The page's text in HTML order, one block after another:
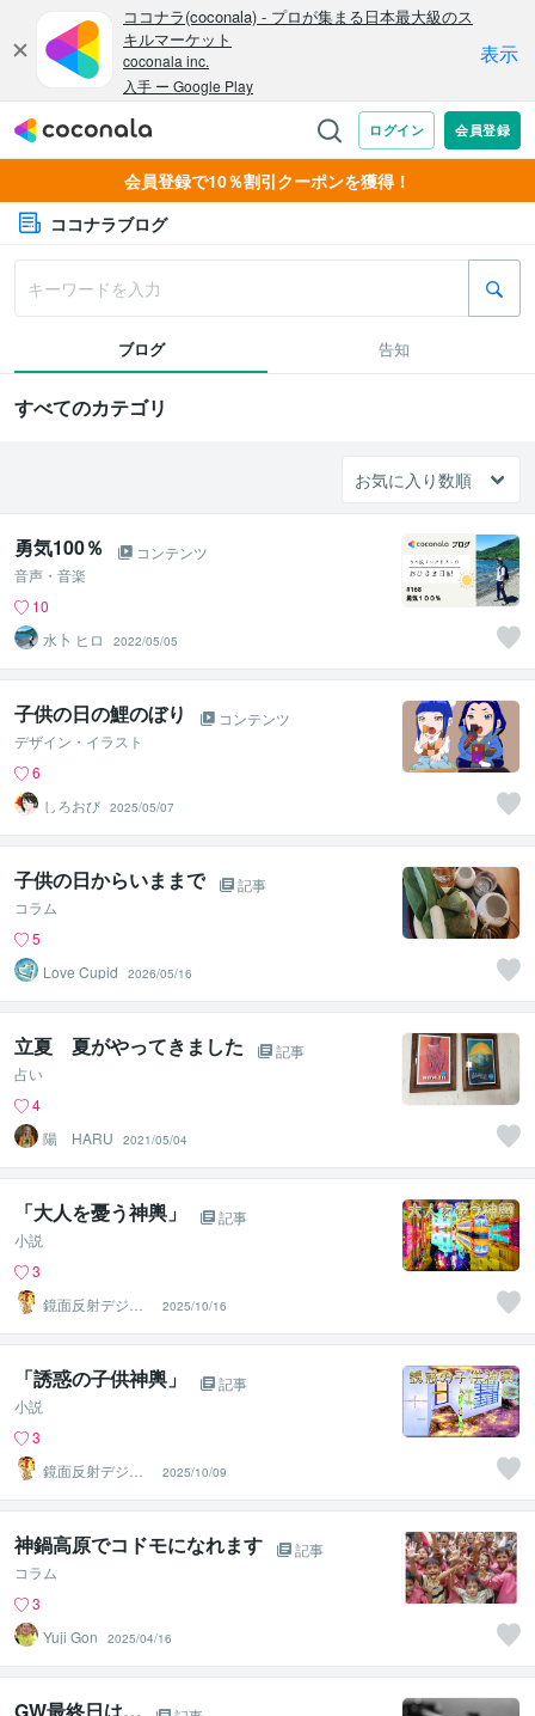
会員登録で10％割引クーポンを獲得！
ココナラブログ
ブログ 告知
すべてのカテゴリ
勇気100％
コンテンツ
音声・音楽
10
水卜 ヒロ
2022/05/05
子供の日の鯉のぼり
コンテンツ
デザイン・イラスト
6
しろおび 2025/05/07
子供の日からいままで
記事
コラム
5
Love Cupid
2026/05/16
立夏 夏がやってきました
記事
占い
4
陽 HARU
2021/05/04
「大人を憂う神輿」
記事
小説
3
鏡面反射デジタ
ルアート製作所
（鈴木穣）
2025/10/16
「誘惑の子供神輿」
記事
小説
3
鏡面反射デジタ
ルアート製作所
（鈴木穣）
2025/10/09
神鍋高原でコドモになれます
記事
コラム
3
Yuji Gon
2025/04/16